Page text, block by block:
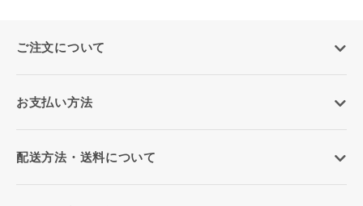
ご注文について
お支払い方法
配送方法・送料について